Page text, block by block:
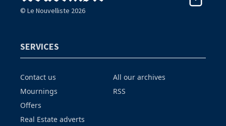
© Le Nouvelliste 2026
SERVICES
Contact us
Mournings
Offers
Real Estate adverts
All our archives
RSS